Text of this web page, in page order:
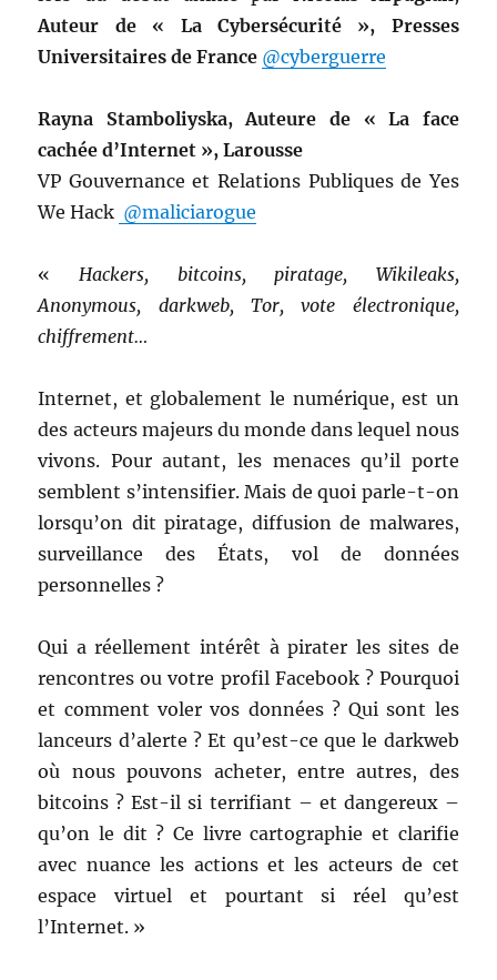
Auteur de « La Cybersécurité », Presses
Universitaires de France @cyberguerre
Rayna Stamboliyska, Auteure de « La face
cachée d’Internet », Larousse
VP Gouvernance et Relations Publiques de Yes
We Hack @maliciarogue
« Hackers, bitcoins, piratage, Wikileaks,
Anonymous, darkweb, Tor, vote électronique,
chiffrement…
Internet, et globalement le numérique, est un
des acteurs majeurs du monde dans lequel nous
vivons. Pour autant, les menaces qu’il porte
semblent s’intensifier. Mais de quoi parle-t-on
lorsqu’on dit piratage, diffusion de malwares,
surveillance des États, vol de données
personnelles ?
Qui a réellement intérêt à pirater les sites de
rencontres ou votre profil Facebook ? Pourquoi
et comment voler vos données ? Qui sont les
lanceurs d’alerte ? Et qu’est-ce que le darkweb
où nous pouvons acheter, entre autres, des
bitcoins ? Est-il si terrifiant – et dangereux –
qu’on le dit ? Ce livre cartographie et clarifie
avec nuance les actions et les acteurs de cet
espace virtuel et pourtant si réel qu’est
l’Internet. »